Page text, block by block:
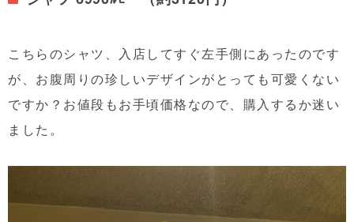
こちらのシャツ、入店してすぐ左手側にあったのです
が、お腹周りの珍しいデザインがとっても可愛くない
ですか？お値段もお手頃価格なので、購入するか迷い
ました。